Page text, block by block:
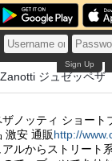
Sign Up
ジュゼッペザ
ノッティ ショート
激安 通販http://
ルからストリート